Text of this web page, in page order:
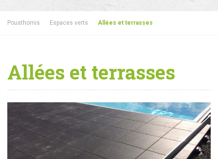
Pousthomis Espaces verts Allées et terrasses
Allées et terrasses